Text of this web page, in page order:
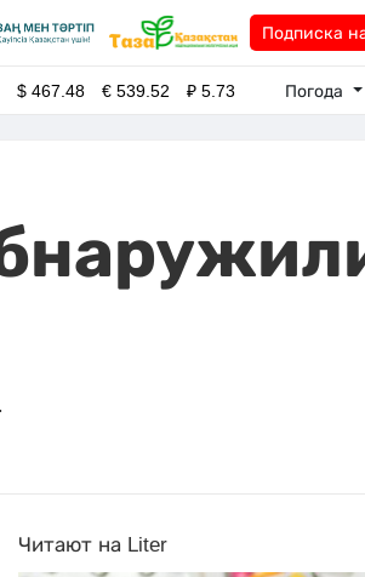
Подписка
$467.48 €539.52 ₽5.73 Погода
Читают на Liter